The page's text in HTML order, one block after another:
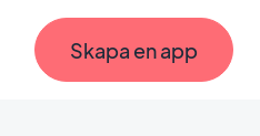
Skapa en app